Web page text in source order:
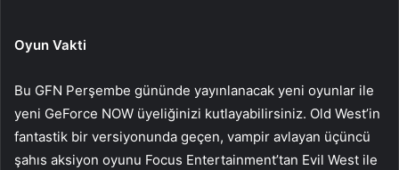
Oyun Vakti
Bu GFN Perşembe gününde yayınlanacak yeni oyunlar ile
yeni GeForce NOW üyeliğinizi kutlayabilirsiniz. Old West’in
fantastik bir versiyonunda geçen, vampir avlayan üçüncü
şahıs aksiyon oyunu Focus Entertainment’tan Evil West ile